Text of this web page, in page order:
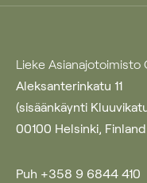
Lieke Asianajotoimisto
Aleksanterinkatu 11
(sisäänkäynti
00100 Helsinki, Finland
Puh +358 9 6844 410